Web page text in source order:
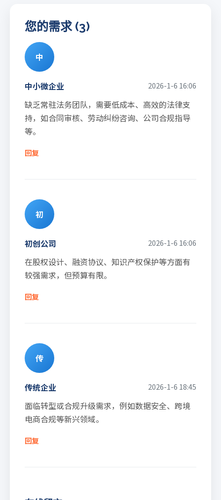
您的需求 (3)
中
中小微企业 2026-1-6 16:06
缺乏常驻法务团队，需要低成本、高效的法律支
持，如合同审核、劳动纠纷咨询、公司合规指导
等。
回复
初
初创公司 2026-1-6 16:06
在股权设计、融资协议、知识产权保护等方面有
较强需求，但预算有限。
回复
传
传统企业 2026-1-6 18:45
面临转型或合规升级需求，例如数据安全、跨境
电商合规等新兴领域。
回复